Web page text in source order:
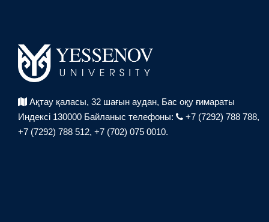
Ақтау қаласы, 32 шағын аудан, Бас оқу ғимараты
Индексі 130000 Байланыс телефоны:
+7 (7292) 788 788,
+7 (7292) 788 512, +7 (702) 075 0010.